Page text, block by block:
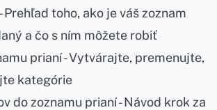
Prehľad toho, ako je váš zoznam
a čo s ním môžete robiť
prianí- Vytvárajte, premenujte,
kategórie
do zoznamu prianí- Návod krok za